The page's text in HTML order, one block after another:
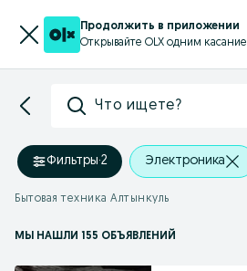
Продолжить в приложении
Открывайте OLX одним
Что ищете?
Фильтры·2 Электроника
Бытовая техника Алтынкуль
МЫ НАШЛИ 155 ОБЪЯВЛЕНИЙ